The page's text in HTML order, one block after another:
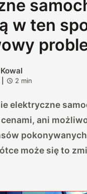
w ten
2 min
elektryczne
ani
może się to